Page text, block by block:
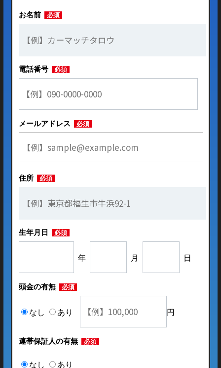
お名前 必須
電話番号 必須
メールアドレス 必須
住所 必須
生年月日 必須
年 月 日
頭金の有無 必須
なし あり 円
連帯保証人の有無 必須
なし あり